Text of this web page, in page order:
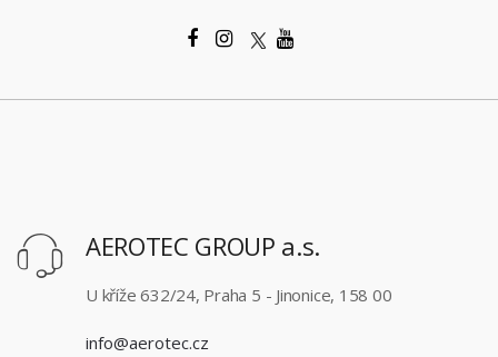
AEROTEC GROUP a.s.
U kříže 632/24, Praha 5 - Jinonice, 158 00
info@aerotec.cz